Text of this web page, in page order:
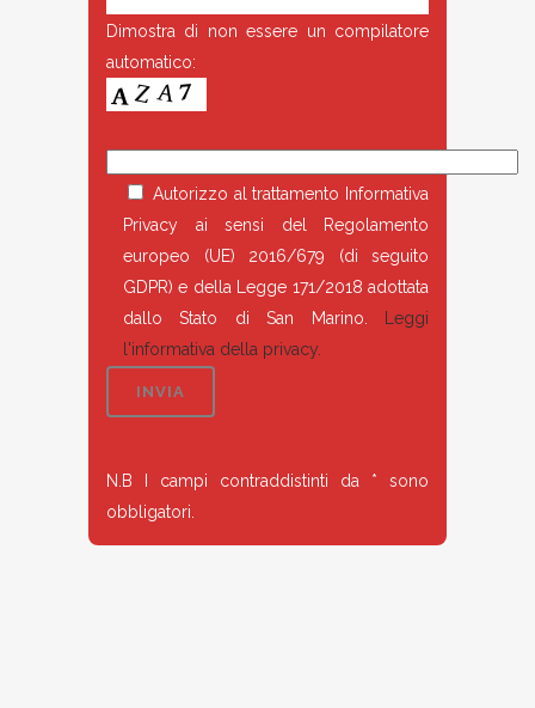
Dimostra di non essere un compilatore
automatico:
Autorizzo al trattamento Informativa
Privacy ai sensi del Regolamento
europeo (UE) 2016/679 (di seguito
GDPR) e della Legge 171/2018 adottata
dallo Stato di San Marino.
Leggi
l'informativa della privacy.
N.B I campi contraddistinti da * sono
obbligatori.